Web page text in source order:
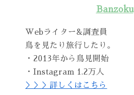
Banzoku
Webライター&調査員
鳥を見たり旅行したり。
・2013年から鳥見開始
・Instagram 1.2万人
＞＞＞詳しくはこちら